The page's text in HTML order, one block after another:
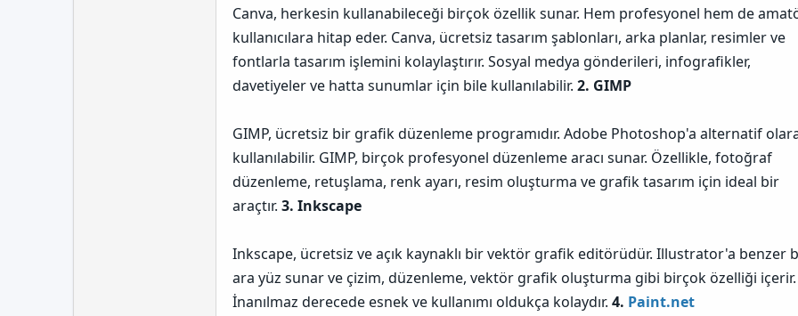
ı
o
p
a
Canva, herkesin kullanabileceği birçok özellik sunar. Hem profesyonel hem de
kullanıcılara hitap eder. Canva, ücretsiz tasarım şablonları, arka planlar, resimler ve
fontlarla tasarım işlemini kolaylaştırır. Sosyal medya gönderileri, infografikler,
davetiyeler ve hatta sunumlar için bile kullanılabilir. 2. GIMP
GIMP, ücretsiz bir grafik düzenleme programıdır. Adobe Photoshop'a alternatif
kullanılabilir. GIMP, birçok profesyonel düzenleme aracı sunar. Özellikle, fotoğraf
düzenleme, retuşlama, renk ayarı, resim oluşturma ve grafik tasarım için ideal bir
araçtır. 3. Inkscape
Inkscape, ücretsiz ve açık kaynaklı bir vektör grafik editörüdür. Illustrator'a benzer
ara yüz sunar ve çizim, düzenleme, vektör grafik oluşturma gibi birçok özelliği içerir.
İnanılmaz derecede esnek ve kullanımı oldukça kolaydır. 4. Paint.net